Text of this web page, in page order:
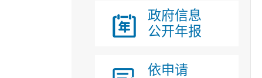
政府信息
公开年报
依申请